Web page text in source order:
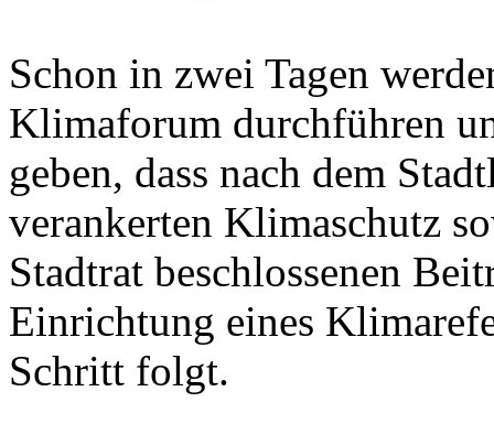
Schon in zwei Tagen
Klimaforum durchführen
geben, dass nach dem
verankerten Klimaschutz
Stadtrat beschlossenen
Einrichtung eines
Schritt folgt.